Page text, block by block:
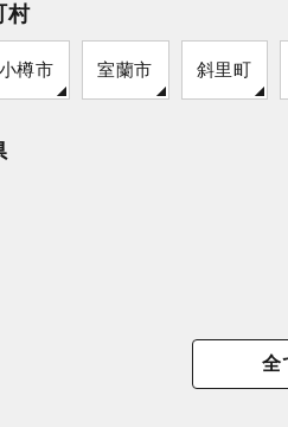
村
小樽市 室蘭市 斜里町
全